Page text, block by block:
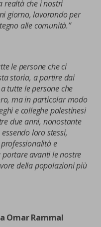
realtà che i nostri
giorno, lavorando per
alle comunità.”
le persone che ci
storia, a partire dai
tutte le persone che
ma in particolar modo
e colleghe palestinesi
due anni, nonostante
loro stessi,
e
avanti le nostre
della popolazioni più
Omar Rammal